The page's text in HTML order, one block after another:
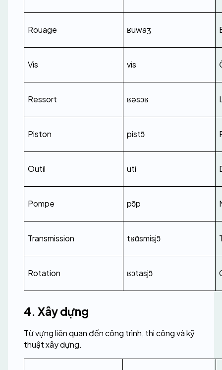
Rouage ʁuwaʒ
Vis vis
Ressort ʁəsɔʁ
Piston pistɔ̃
Outil uti
Pompe pɔ̃p
Transmission tʁɑ̃smisjɔ̃
Rotation ʁɔtasjɔ̃
4. Xây dựng
Từ vựng liên quan đến công trình, thi công và kỹ
thuật xây dựng.